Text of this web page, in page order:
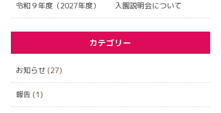
令和９年度（2027年度） 入園説明会について
カテゴリー
お知らせ(27)
報告 (1)